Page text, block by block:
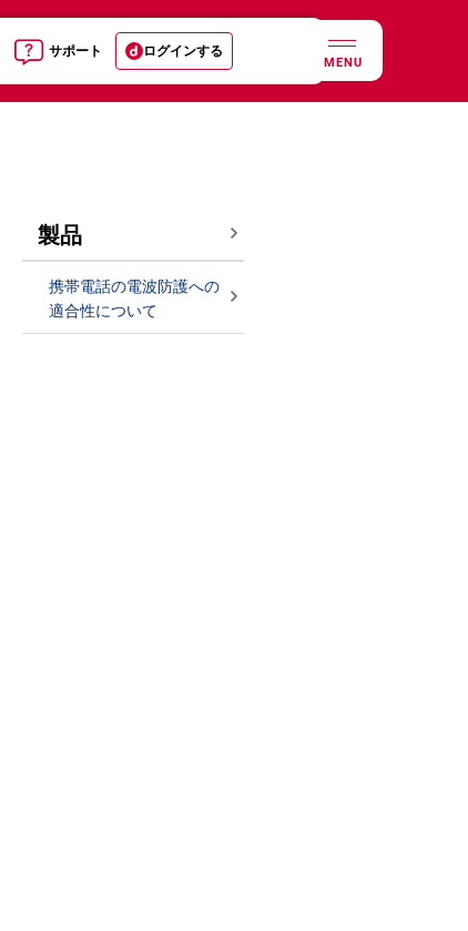
サポート ログインする
MENU
製品
携帯電話の電波防護への
適合性について